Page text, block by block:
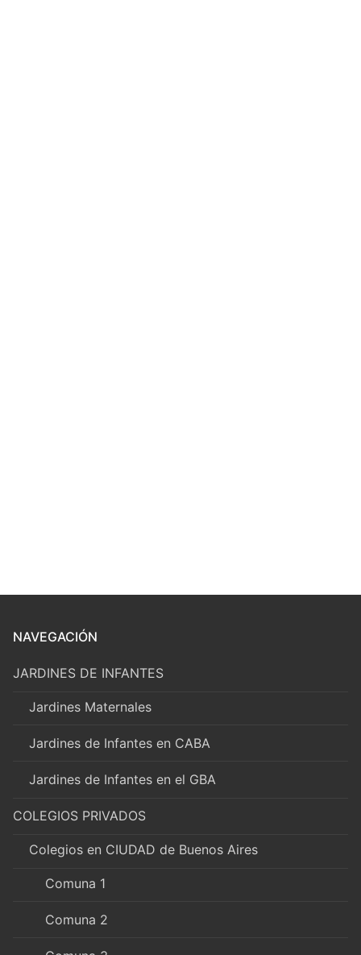
NAVEGACIÓN
JARDINES DE INFANTES
Jardines Maternales
Jardines de Infantes en CABA
Jardines de Infantes en el GBA
COLEGIOS PRIVADOS
Colegios en CIUDAD de Buenos Aires
Comuna 1
Comuna 2